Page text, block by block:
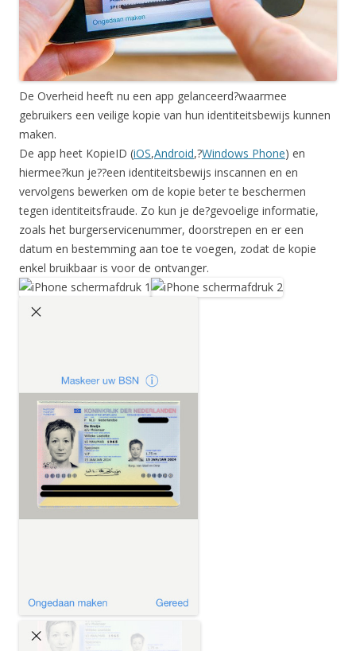
De Overheid heeft nu een app gelanceerd?waarmee
gebruikers een veilige kopie van hun identiteitsbewijs kunnen
maken.
De app heet KopieID (iOS,Android,?Windows Phone) en
hiermee?kun je??een identiteitsbewijs inscannen en en
vervolgens bewerken om de kopie beter te beschermen
tegen identiteitsfraude. Zo kun je de?gevoelige informatie,
zoals het burgerservicenummer, doorstrepen en er een
datum en bestemming aan toe te voegen, zodat de kopie
enkel bruikbaar is voor de ontvanger.